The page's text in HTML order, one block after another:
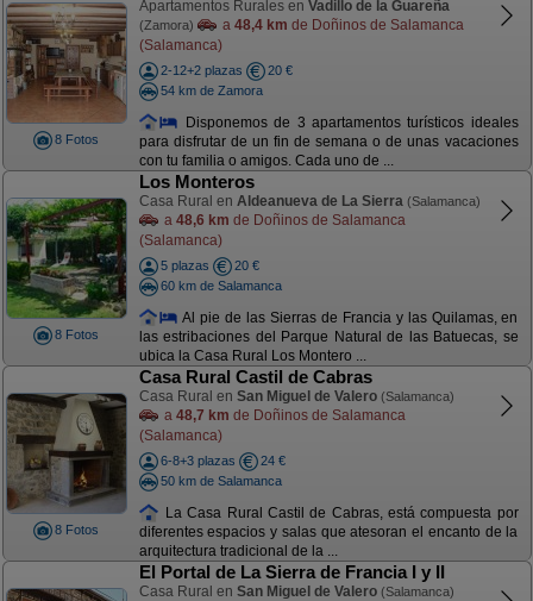
8 Fotos
Apartamentos Rurales en Vadillo de la Guareña
(Zamora) a 48,4 km de Doñinos de Salamanca
(Salamanca)
2-12+2 plazas
20 €
54 km de Zamora
Disponemos de 3 apartamentos turísticos ideales
para disfrutar de un fin de semana o de unas vacaciones
con tu familia o amigos. Cada uno de ...
8 Fotos
Los Monteros
Casa Rural en Aldeanueva de La Sierra (Salamanca)
a 48,6 km de Doñinos de Salamanca
(Salamanca)
5 plazas
20 €
60 km de Salamanca
Al pie de las Sierras de Francia y las Quilamas, en
las estribaciones del Parque Natural de las Batuecas, se
ubica la Casa Rural Los Montero ...
8 Fotos
Casa Rural Castil de Cabras
Casa Rural en San Miguel de Valero (Salamanca)
a 48,7 km de Doñinos de Salamanca
(Salamanca)
6-8+3 plazas
24 €
50 km de Salamanca
La Casa Rural Castil de Cabras, está compuesta por
diferentes espacios y salas que atesoran el encanto de la
arquitectura tradicional de la ...
El Portal de La Sierra de Francia I y II
Casa Rural en San Miguel de Valero (Salamanca)